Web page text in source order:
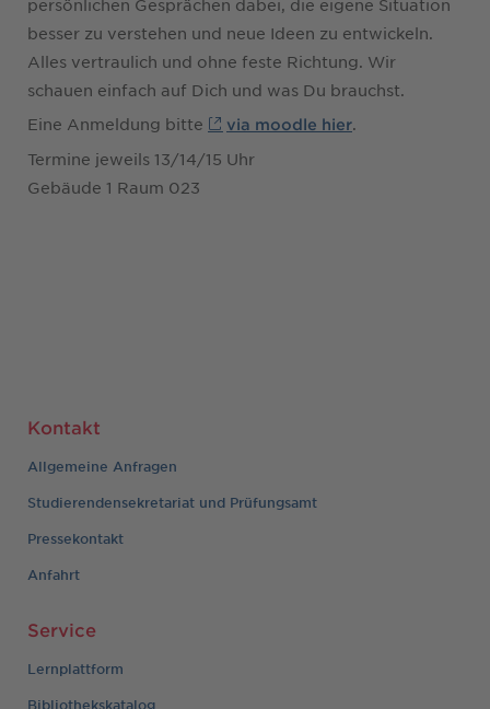
persönlichen Gesprächen dabei, die eigene Situation
besser zu verstehen und neue Ideen zu entwickeln.
Alles vertraulich und ohne feste Richtung. Wir
schauen einfach auf Dich und was Du brauchst.
Eine Anmeldung bitte
via moodle hier.
Termine jeweils 13/14/15 Uhr
Gebäude 1 Raum 023
Kontakt
Allgemeine Anfragen
Studierendensekretariat und Prüfungsamt
Pressekontakt
Anfahrt
Service
Lernplattform
Bibliothekskatalog